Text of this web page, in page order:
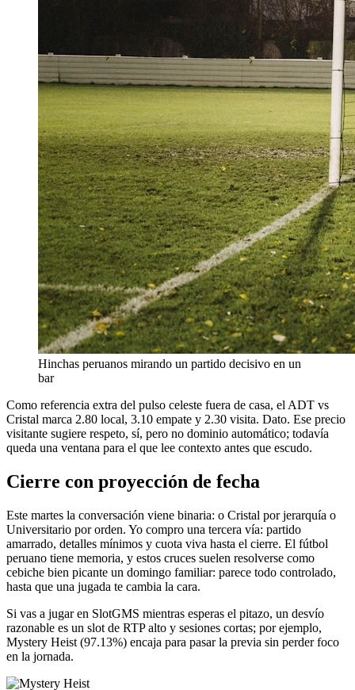
Hinchas peruanos mirando un partido decisivo en un
bar
Como referencia extra del pulso celeste fuera de casa, el ADT vs
Cristal marca 2.80 local, 3.10 empate y 2.30 visita. Dato. Ese precio
visitante sugiere respeto, sí, pero no dominio automático; todavía
queda una ventana para el que lee contexto antes que escudo.
Cierre con proyección de fecha
Este martes la conversación viene binaria: o Cristal por jerarquía o
Universitario por orden. Yo compro una tercera vía: partido
amarrado, detalles mínimos y cuota viva hasta el cierre. El fútbol
peruano tiene memoria, y estos cruces suelen resolverse como
cebiche bien picante un domingo familiar: parece todo controlado,
hasta que una jugada te cambia la cara.
Si vas a jugar en SlotGMS mientras esperas el pitazo, un desvío
razonable es un slot de RTP alto y sesiones cortas; por ejemplo,
Mystery Heist (97.13%) encaja para pasar la previa sin perder foco
en la jornada.